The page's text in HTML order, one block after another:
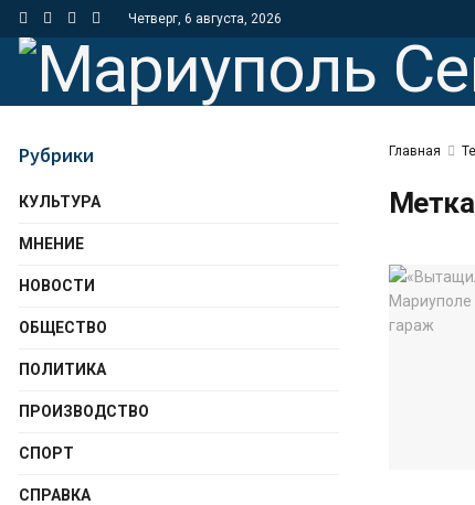
Четверг, 6 августа, 2026
Главная
Рубрики
КУЛЬТУРА
МНЕНИЕ
НОВОСТИ
ОБЩЕСТВО
ПОЛИТИКА
ПРОИЗВОДСТВО
СПОРТ
СПРАВКА